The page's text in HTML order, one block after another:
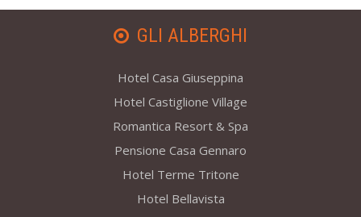
GLI ALBERGHI
Hotel Casa Giuseppina
Hotel Castiglione Village
Romantica Resort & Spa
Pensione Casa Gennaro
Hotel Terme Tritone
Hotel Bellavista